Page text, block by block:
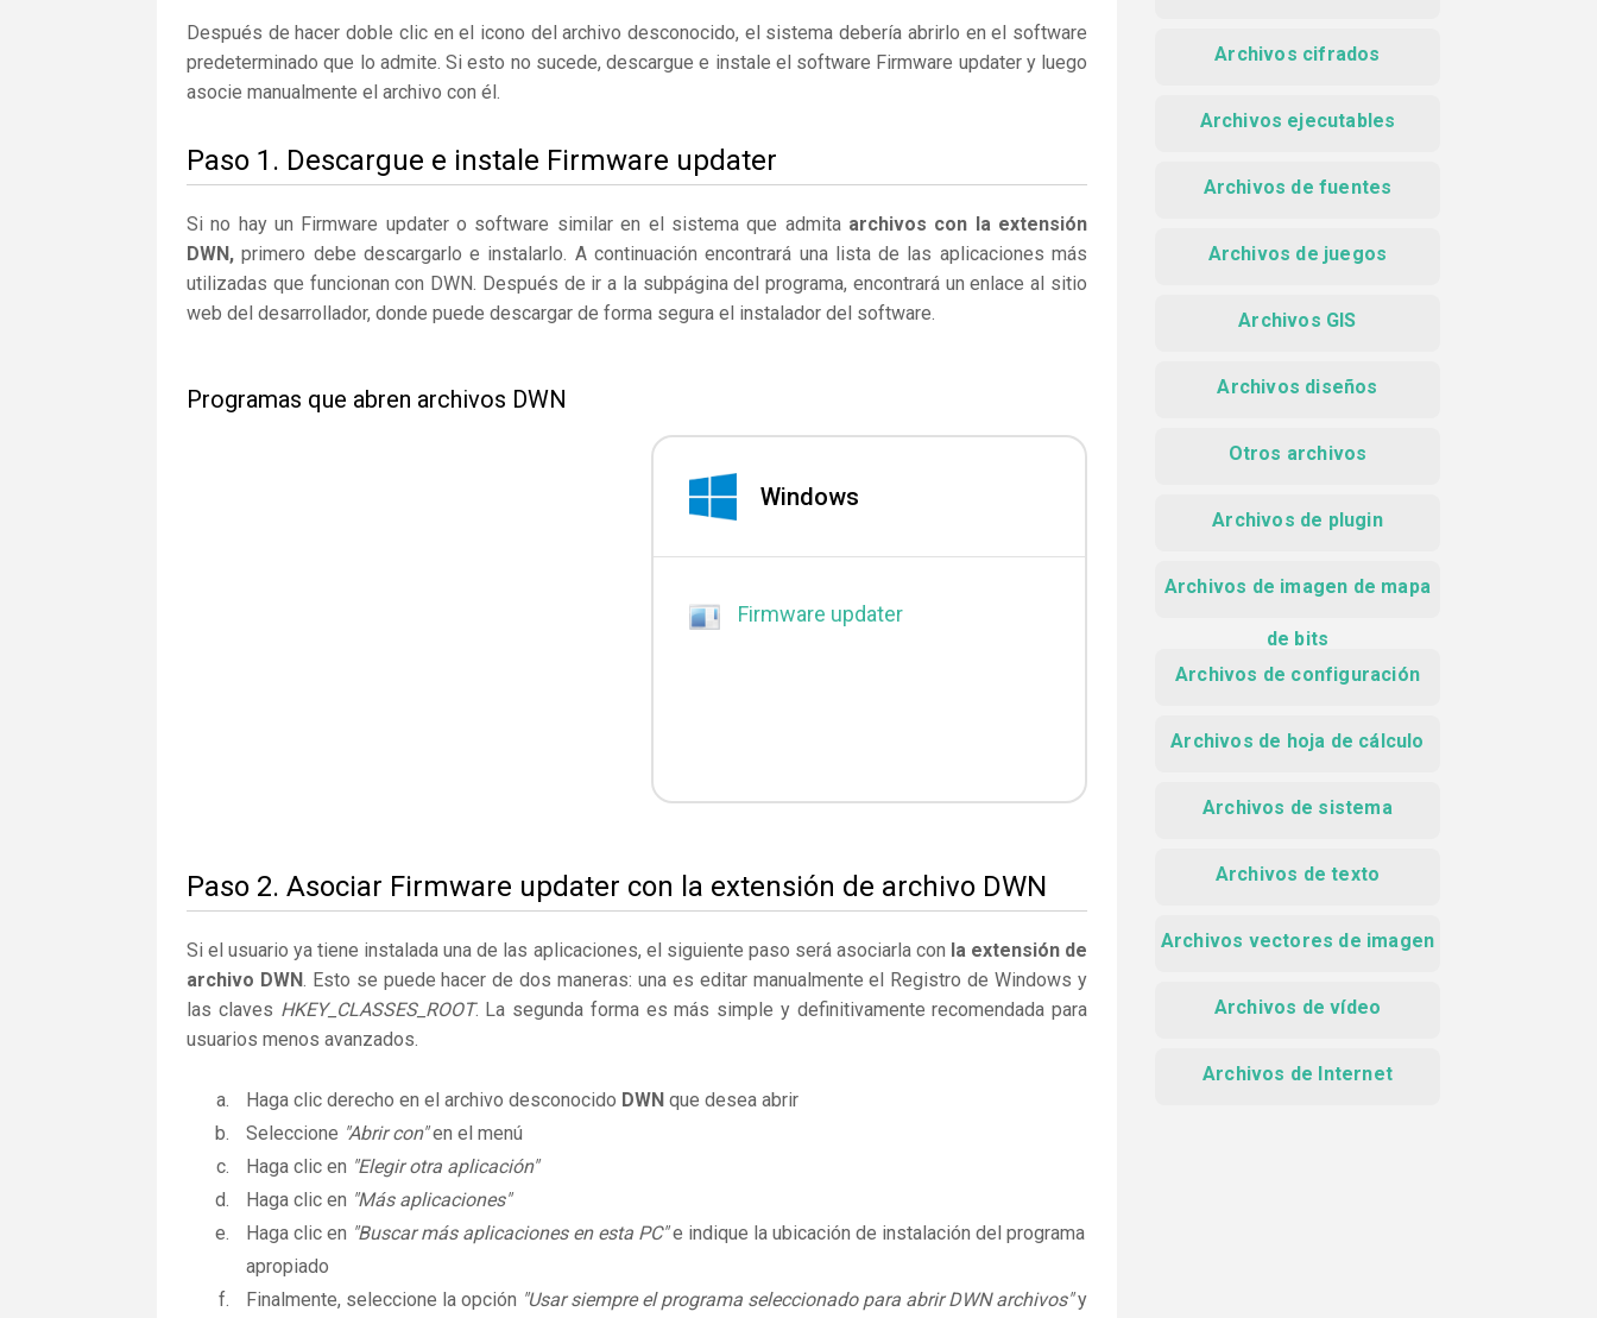
Después de hacer doble clic en el icono del archivo desconocido, el sistema debería abrirlo en el software
predeterminado que lo admite. Si esto no sucede, descargue e instale el software Firmware updater y luego
asocie manualmente el archivo con él.
Paso 1. Descargue e instale Firmware updater
Si no hay un Firmware updater o software similar en el sistema que admita archivos con la extensión
DWN, primero debe descargarlo e instalarlo. A continuación encontrará una lista de las aplicaciones más
utilizadas que funcionan con DWN. Después de ir a la subpágina del programa, encontrará un enlace al sitio
web del desarrollador, donde puede descargar de forma segura el instalador del software.
Programas que abren archivos DWN
Windows
Firmware updater
Paso 2. Asociar Firmware updater con la extensión de archivo DWN
Si el usuario ya tiene instalada una de las aplicaciones, el siguiente paso será asociarla con la extensión de
archivo DWN. Esto se puede hacer de dos maneras: una es editar manualmente el Registro de Windows y
las claves HKEY_CLASSES_ROOT. La segunda forma es más simple y definitivamente recomendada para
usuarios menos avanzados.
Haga clic derecho en el archivo desconocido DWN que desea abrir
Seleccione "Abrir con"en el menú
Haga clic en "Elegir otra aplicación"
Haga clic en "Más aplicaciones"
Haga clic en "Buscar más aplicaciones en esta PC"e indique la ubicación de instalación del programa
apropiado
Finalmente, seleccione la opción "Usar siempre el programa seleccionado para abrir DWN archivos"y
Archivos cifrados
Archivos ejecutables
Archivos de fuentes
Archivos de juegos
Archivos GIS
Archivos diseños
Otros archivos
Archivos de plugin
Archivos de imagen de mapa
de bits
Archivos de configuración
Archivos de hoja de cálculo
Archivos de sistema
Archivos de texto
Archivos vectores de imagen
Archivos de vídeo
Archivos de Internet